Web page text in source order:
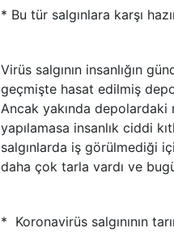
* Bu tür salgınlara karşı
Virüs salgının insanlığın
geçmişte hasat edilmiş
Ancak yakında
yapılamasa insanlık ciddi
salgınlarda iş görülmediği
daha çok tarla vardı ve
* Koronavirüs salgınının